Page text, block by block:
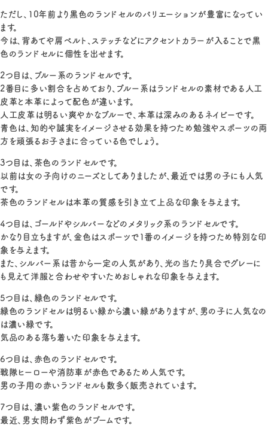
ただし、10年前より黒色のランドセルのバリエーションが豊富になってい
ます。
今は、背あてや肩ベルト、ステッチなどにアクセントカラーが入ることで黒
色のランドセルに個性を出せます。
2つ目は、ブルー系のランドセルです。
2番目に多い割合を占めており、ブルー系はランドセルの素材である人工
皮革と本革によって配色が違います。
人工皮革は明るい爽やかなブルーで、本革は深みのあるネイビーです。
青色は、知的や誠実をイメージさせる効果を持つため勉強やスポーツの両
方を頑張るお子さまに合っている色でしょう。
3つ目は、茶色のランドセルです。
以前は女の子向けのニーズとしてありましたが、最近では男の子にも人気
です。
茶色のランドセルは本革の質感を引き立て上品な印象を与えます。
4つ目は、ゴールドやシルバーなどのメタリック系のランドセルです。
かなり目立ちますが、金色はスポーツで1番のイメージを持つため特別な印
象を与えます。
また、シルバー系は昔から一定の人気があり、光の当たり具合でグレーに
も見えて洋服と合わせやすいためおしゃれな印象を与えます。
5つ目は、緑色のランドセルです。
緑色のランドセルは明るい緑から濃い緑がありますが、男の子に人気なの
は濃い緑です。
気品のある落ち着いた印象を与えます。
6つ目は、赤色のランドセルです。
戦隊ヒーローや消防車が赤色であるため人気です。
男の子用の赤いランドセルも数多く販売されています。
7つ目は、濃い紫色のランドセルです。
最近、男女問わず紫色がブームです。